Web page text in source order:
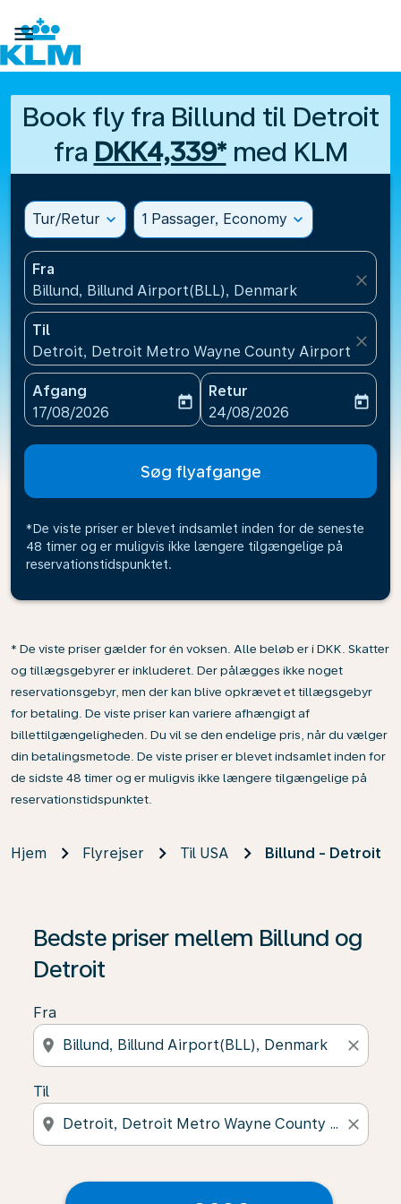

Book fly fra Billund til Detroit
fra DKK4,339*med KLM
Tur/Retur expand_more 1 Passager, Economy expand_more
Fra
Billund, Billund Airport(BLL), Denmark
close
Til
Detroit, Detroit Metro Wayne County
close
Afgang
fc-booking-departure-date-aria-label
17/08/2026
today
Retur
fc-booking-return-date-
24/08/2026
today
Søg flyafgange
*De viste priser er blevet indsamlet inden for de seneste
48 timer og er muligvis ikke længere tilgængelige på
reservationstidspunktet.
* De viste priser gælder for én voksen. Alle beløb er i DKK. Skatter
og tillægsgebyrer er inkluderet. Der pålægges ikke noget
reservationsgebyr, men der kan blive opkrævet et tillægsgebyr
for betaling. De viste priser kan variere afhængigt af
billettilgængeligheden. Du vil se den endelige pris, når du vælger
din betalingsmetode. De viste priser er blevet indsamlet inden for
de sidste 48 timer og er muligvis ikke længere tilgængelige på
reservationstidspunktet.
Hjem Flyrejser Til USA Billund - Detroit
Bedste priser mellem Billund og
Detroit
Fra
location_on close
Til
location_on close